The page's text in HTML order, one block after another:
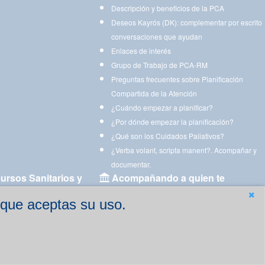
aceptas su uso.
Descripción y beneficios de la PCA
Deseos Kayrós (DK): complementar por escrito
conversaciones que ayudan
Enlaces de interés
Grupo de Trabajo de PCA-RM
Preguntas frecuentes sobre Planificación
Compartida de la Atención
¿Cuándo empezar a planificar?
¿Por dónde empezar la planificación?
¿Qué son los Cuidados Paliativos?
¿Verba volant, scripta manent?. Acompañar y
documentar.
Sanitarios y
Acompañando a quien te
Aplicaciones para descargar